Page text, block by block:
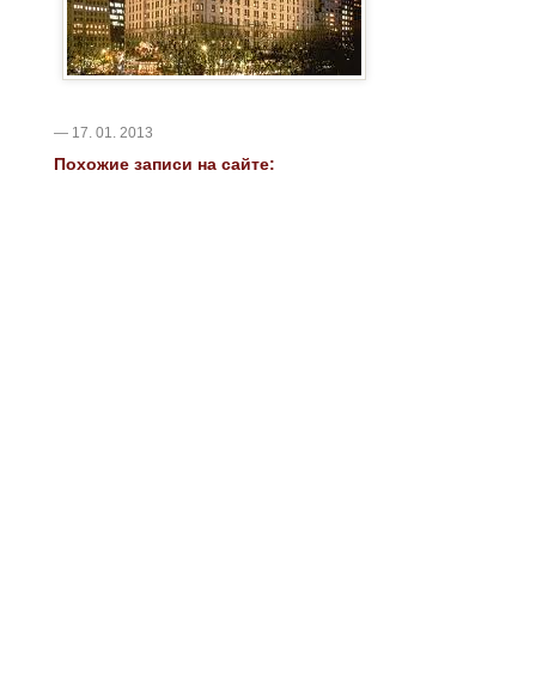
— 17. 01. 2013
Похожие записи на сайте: